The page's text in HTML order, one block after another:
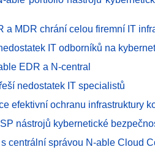
a MDR chrání celou firemní IT
IT odborníků na
EDR a N-central
nedostatek IT specialistů
efektivní ochranu infrastruktury
nástrojů kybernetické
centrální správou N-able Cloud